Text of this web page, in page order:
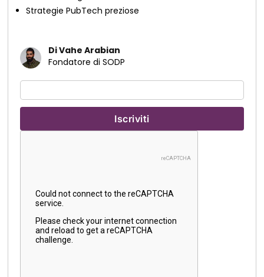
Strategie PubTech preziose
Di Vahe Arabian
Fondatore di SODP